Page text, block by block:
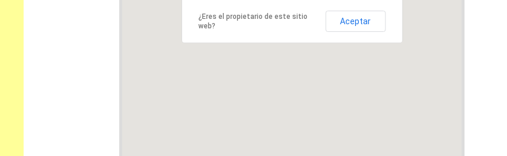
¿Eres el propietario de este sitio
web?
Aceptar